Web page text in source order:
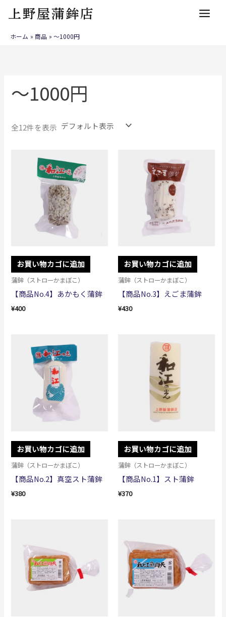
ホーム 商品 〜1000円
〜1000円
全12件を表示
お買い物カゴに追加
蒲鉾（ストローかまぼこ）
【商品No.4】あかもく蒲鉾
¥400
お買い物カゴに追加
蒲鉾（ストローかまぼこ）
【商品No.3】えごま蒲鉾
¥430
お買い物カゴに追加
蒲鉾（ストローかまぼこ）
【商品No.2】真空スト蒲鉾
¥380
お買い物カゴに追加
蒲鉾（ストローかまぼこ）
【商品No.1】スト蒲鉾
¥370